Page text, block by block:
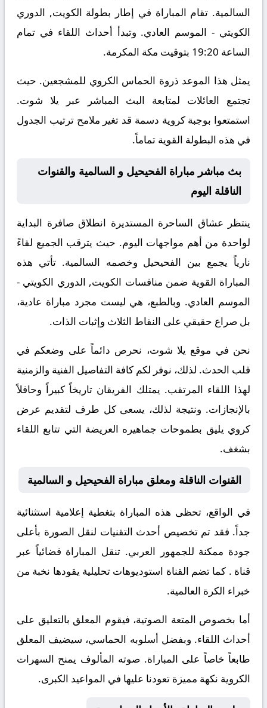
السالمية. تقام المباراة في إطار بطولة الكويت, الدوري
الكويتي - الموسم العادي. وتبدأ أحداث اللقاء في تمام
الساعة 19:20 بتوقيت مكة المكرمة.
يمثل هذا الموعد ذروة الحماس الكروي للمشجعين. حيث
تجتمع العائلات لمتابعة البث المباشر عبر يلا شوت.
استمتعوا بوجبة كروية دسمة قد تغير ملامح ترتيب الجدول
في هذه البطولة القوية تماماً.
بث مباشر مباراة الفحيحيل و السالمية والقنوات
الناقلة اليوم
ينتظر عشاق الساحرة المستديرة انطلاق صافرة البداية
لواحدة من أهم مواجهات اليوم. حيث يترقب الجميع لقاءً
نارياً يجمع بين الفحيحيل وخصمه السالمية. تأتي هذه
المباراة القوية ضمن منافسات الكويت, الدوري الكويتي -
الموسم العادي. وبالطبع، هي ليست مجرد مباراة عادية،
بل صراع حقيقي على النقاط الثلاث وإثبات الذات.
نحن في موقع يلا شوت، نحرص دائماً على وضعكم في
قلب الحدث. لذلك، نوفر لكم كافة التفاصيل الفنية والزمنية
لهذا اللقاء المرتقب. يمتلك الفريقان تاريخاً كبيراً وحافلاً
بالإنجازات. ونتيجة لذلك، يسعى كل طرف لتقديم عرض
كروي يليق بطموحات جماهيره العريضة التي تتابع اللقاء
بشغف.
القنوات الناقلة ومعلق مباراة الفحيحيل و السالمية
في الواقع، تحظى هذه المباراة بتغطية إعلامية استثنائية
جداً. فقد تم تخصيص أحدث التقنيات لنقل الصورة بأعلى
جودة ممكنة للجمهور العربي. تنقل المباراة فضائياً عبر
قناة . كما تضم القناة استوديوهات تحليلية يقودها نخبة من
خبراء الكرة العالمية.
أما بخصوص المتعة الصوتية، فيقوم المعلق بالتعليق على
أحداث اللقاء. وبفضل أسلوبه الحماسي، سيضيف المعلق
طابعاً خاصاً على المباراة. صوته المألوف يمنح السهرات
الكروية نكهة مميزة تعودنا عليها في المواعيد الكبرى.